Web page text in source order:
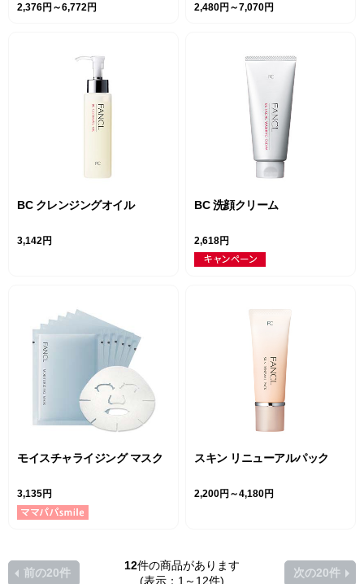
2,376円～6,772円 2,480円～7,070円
BC クレンジングオイル
3,142円
BC 洗顔クリーム
2,618円
モイスチャライジング マスク
3,135円
スキン リニューアルパック
2,200円～4,180円
12件の商品があります
(表示：1～12件)
前の20件 次の20件